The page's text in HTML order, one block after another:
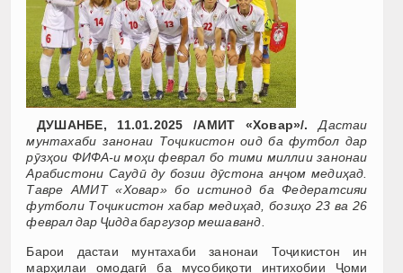
ДУШАНБЕ, 11.01.2025 /АМИТ «Ховар»/.
Дастаи
мунтахаби занонаи Тоҷикистон оид ба футбол дар
рӯзҳои ФИФА-и моҳи феврал бо тими миллии занонаи
Арабистони Саудӣ ду бозии дӯстона анҷом медиҳад.
Тавре АМИТ «Ховар» бо истинод ба Федератсияи
футболи Тоҷикистон хабар медиҳад, бозиҳо 23 ва 26
феврал дар Ҷидда баргузор мешаванд.
Барои дастаи мунтахаби занонаи Тоҷикистон ин
марҳилаи омодагӣ ба мусобиқоти интихобии Ҷоми